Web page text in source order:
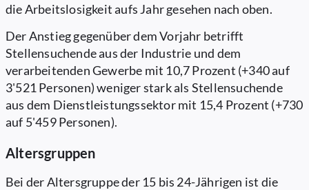
die Arbeitslosigkeit aufs Jahr gesehen nach oben.
Der Anstieg gegenüber dem Vorjahr betrifft
Stellensuchende aus der Industrie und dem
verarbeitenden Gewerbe mit 10,7 Prozent (+340 auf
3'521 Personen) weniger stark als Stellensuchende
aus dem Dienstleistungssektor mit 15,4 Prozent (+730
auf 5'459 Personen).
Altersgruppen
Bei der Altersgruppe der 15 bis 24-Jährigen ist die